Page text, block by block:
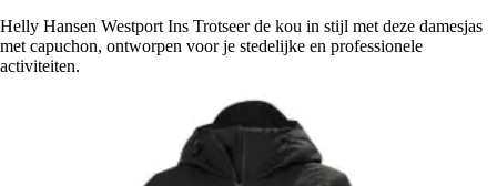
Helly Hansen Westport Ins Trotseer de kou in stijl met deze damesjas
met capuchon, ontworpen voor je stedelijke en professionele
activiteiten.